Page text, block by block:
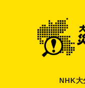
NHK大